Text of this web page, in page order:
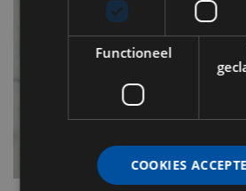
Functioneel
COOKIES